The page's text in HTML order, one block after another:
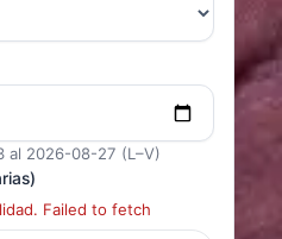
al 2026-08-27 (L–V)
Failed to fetch